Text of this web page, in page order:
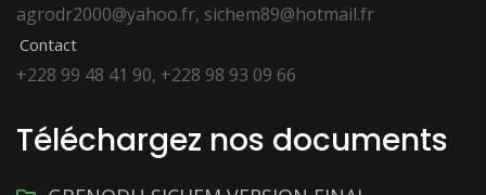
agrodr2000@yahoo.fr, sichem89@hotmail.fr
Contact
+228 99 48 41 90, +228 98 93 09 66
Téléchargez nos documents